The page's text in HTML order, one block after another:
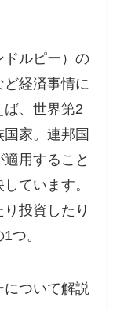
ドルピー）の
経済事情に
、世界第2
家。連邦国
用すること
ています。
投資したり
つ。
について解説